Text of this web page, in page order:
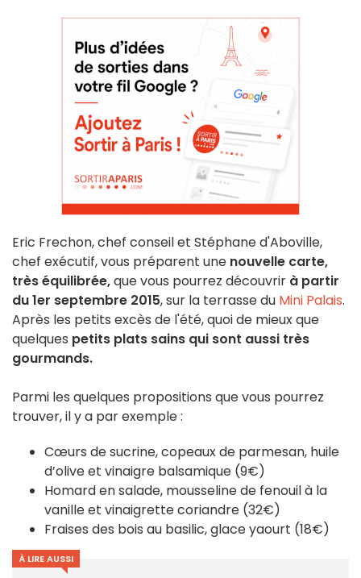
Eric Frechon, chef conseil et Stéphane d'Aboville,
chef exécutif, vous préparent une nouvelle carte,
très équilibrée,que vous pourrez découvrir à partir
du 1er septembre 2015, sur la terrasse du Mini Palais.
Après les petits excès de l'été, quoi de mieux que
quelques petits plats sains qui sont aussi très
gourmands.
Parmi les quelques propositions que vous pourrez
trouver, il y a par exemple :
Cœurs de sucrine, copeaux de parmesan, huile
d’olive et vinaigre balsamique (9€)
Homard en salade, mousseline de fenouil à la
vanille et vinaigrette coriandre (32€)
Fraises des bois au basilic, glace yaourt (18€)
À LIRE AUSSI